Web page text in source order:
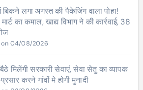
लगा अगस्त की पैकेजिंग वाला पोहा!
का कमाल, खाद्य विभाग ने की कार्रवाई, 38
on 04/08/2026
मिलेंगी सरकारी सेवाएं, सेवा सेतु का व्यापक
करने गांवों मे होगी मुनादी